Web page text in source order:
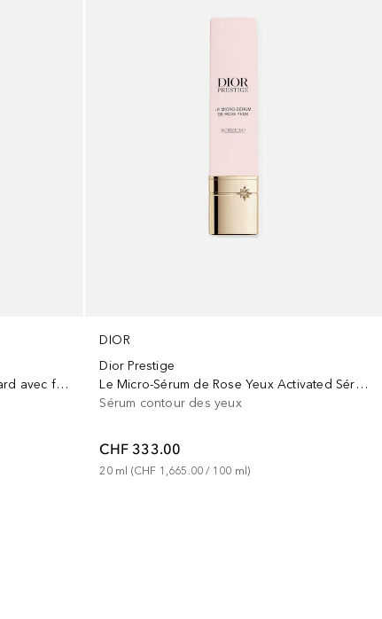
Pro-Collagen Shot Soin liftant regard avec fragment de collagène biotech
DIOR
Dior Prestige
Le Micro-Sérum de Rose Yeux Activated Sérum yeux régénérant
Sérum contour des yeux
CHF 333.00
20 ml (CHF 1,665.00 / 100 ml)